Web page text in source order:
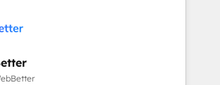
advantage in CRM architecture,
Choose RP: -
🛡️ - Pricing: Implementations